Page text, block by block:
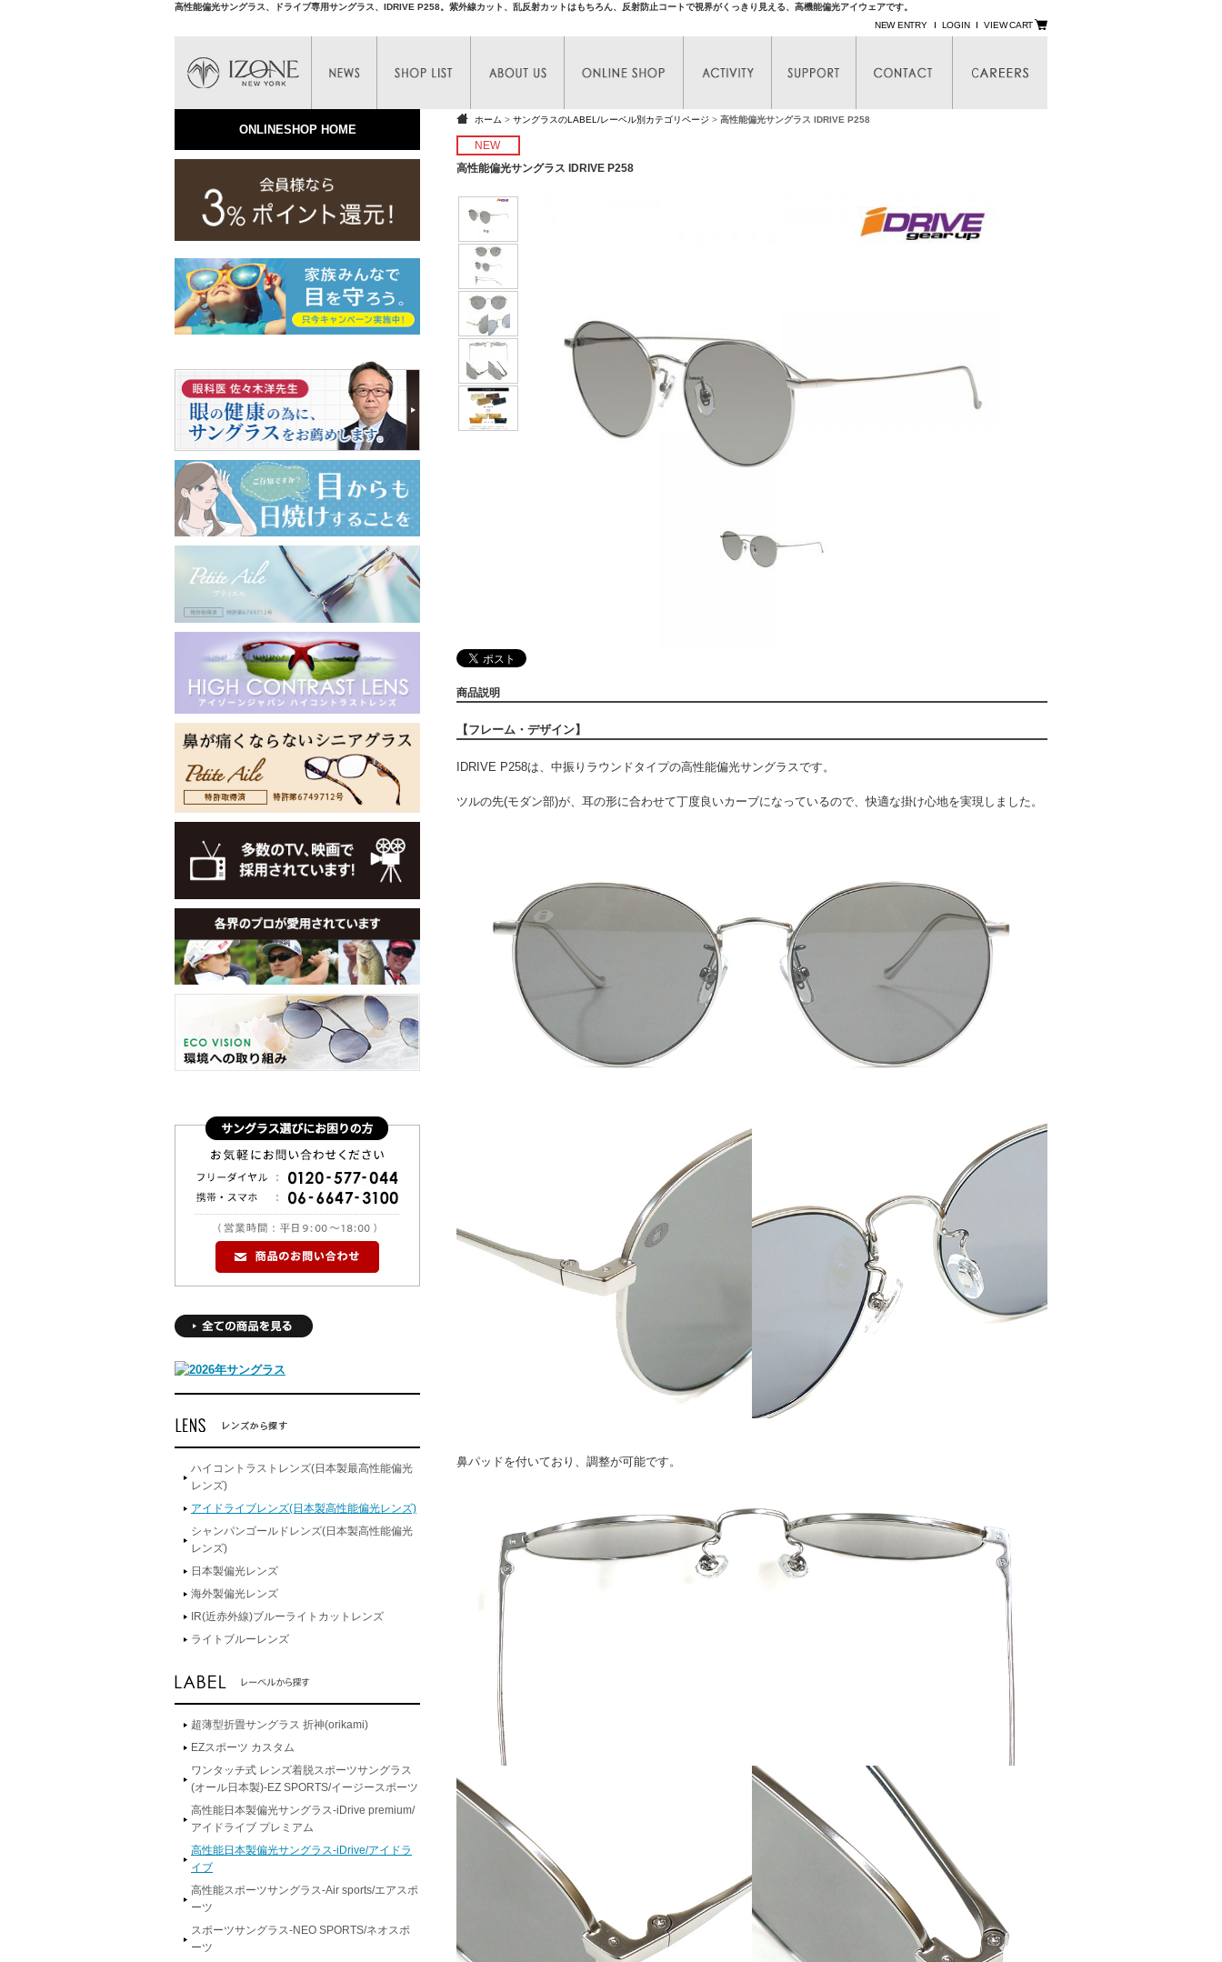
高性能偏光サングラス、ドライブ専用サングラス、IDRIVE P258。紫外線カット、乱反射カットはもちろん、反射防止コートで視界がくっきり見える、高機能偏光アイウェアです。
VIEW CART
LOGIN
NEW ENTRY
ONLINESHOP HOME
ハイコントラストレンズ(日本製最高性能偏光
レンズ)
アイドライブレンズ(日本製高性能偏光レンズ)
シャンパンゴールドレンズ(日本製高性能偏光
レンズ)
日本製偏光レンズ
海外製偏光レンズ
IR(近赤外線)ブルーライトカットレンズ
ライトブルーレンズ
超薄型折畳サングラス 折神(orikami)
EZスポーツ カスタム
ワンタッチ式 レンズ着脱スポーツサングラス
(オール日本製)-EZ SPORTS/イージースポーツ
高性能日本製偏光サングラス-iDrive premium/
アイドライブ プレミアム
高性能日本製偏光サングラス-iDrive/アイドラ
イブ
高性能スポーツサングラス-Air sports/エアスポ
ーツ
スポーツサングラス-NEO SPORTS/ネオスポ
ーツ
ホーム > サングラスのLABEL/レーベル別カテゴリページ > 高性能偏光サングラス IDRIVE P258
NEW
高性能偏光サングラス IDRIVE P258
商品説明
【フレーム・デザイン】
IDRIVE P258は、中振りラウンドタイプの高性能偏光サングラスです。
ツルの先(モダン部)が、耳の形に合わせて丁度良いカーブになっているので、快適な掛け心地を実現しました。
鼻パッドを付いており、調整が可能です。